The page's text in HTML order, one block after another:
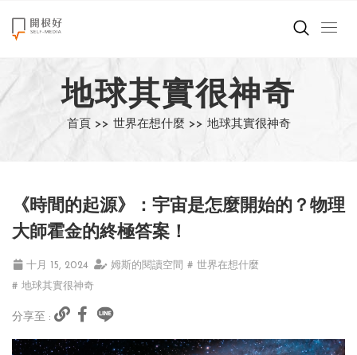
來點正能量
世界在想什麼
創造美好生活
職場商業經濟
影片專區
地球其實很神奇
首頁 >> 世界在想什麼 >> 地球其實很神奇
《時間的起源》：宇宙是怎麼開始的？物理
大師霍金的終極答案！
十月 15, 2024 姆斯的閱讀空間 # 世界在想什麼
# 地球其實很神奇
分享至 :